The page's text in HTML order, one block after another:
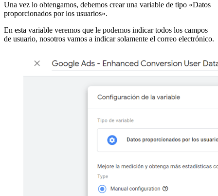
Una vez lo obtengamos, debemos crear una variable de tipo «Datos
proporcionados por los usuarios».
En esta variable veremos que le podemos indicar todos los campos
de usuario, nosotros vamos a indicar solamente el correo electrónico.